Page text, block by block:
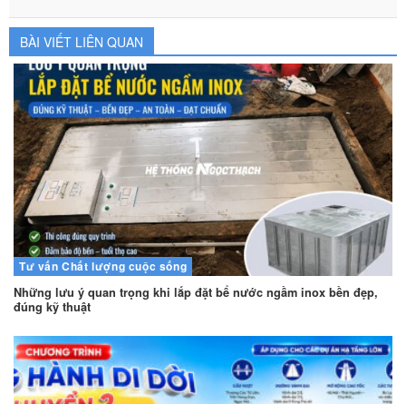
BÀI VIẾT LIÊN QUAN
Tư vấn Chất lượng cuộc sống
Những lưu ý quan trọng khi lắp đặt bể nước ngầm inox bền đẹp,
đúng kỹ thuật